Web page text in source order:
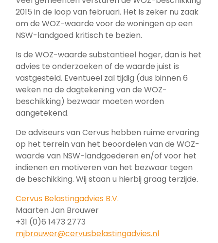
2015 in de loop van februari. Het is zeker nu zaak
om de WOZ-waarde voor de woningen op een
NSW-landgoed kritisch te bezien.
Is de WOZ-waarde substantieel hoger, dan is het
advies te onderzoeken of de waarde juist is
vastgesteld. Eventueel zal tijdig (dus binnen 6
weken na de dagtekening van de WOZ-
beschikking) bezwaar moeten worden
aangetekend.
De adviseurs van Cervus hebben ruime ervaring
op het terrein van het beoordelen van de WOZ-
waarde van NSW-landgoederen en/of voor het
indienen en motiveren van het bezwaar tegen
de beschikking. Wij staan u hierbij graag terzijde.
Cervus Belastingadvies B.V.
Maarten Jan Brouwer
+31 (0)6 1473 2773
mjbrouwer@cervusbelastingadvies.nl